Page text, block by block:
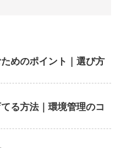
めのポイント｜選び方
る方法｜環境管理のコ